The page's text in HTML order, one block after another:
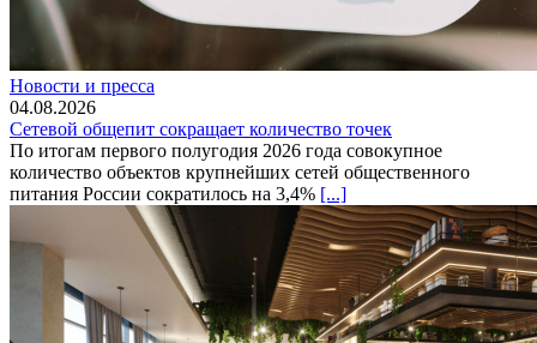
Новости и пресса
04.08.2026
Сетевой общепит сокращает количество точек
По итогам первого полугодия 2026 года совокупное
количество объектов крупнейших сетей общественного
питания России сократилось на 3,4% [...]